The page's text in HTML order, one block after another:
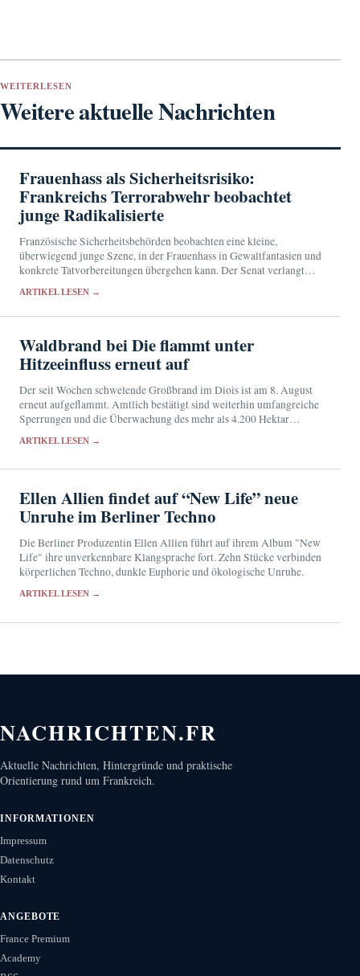
WEITERLESEN
Weitere aktuelle Nachrichten
Frauenhass als Sicherheitsrisiko:
Frankreichs Terrorabwehr beobachtet
junge Radikalisierte
Französische Sicherheitsbehörden beobachten eine kleine,
überwiegend junge Szene, in der Frauenhass in Gewaltfantasien und
konkrete Tatvorbereitungen übergehen kann. Der Senat verlangt
Nachrichtendiensten.
ARTIKEL LESEN →
Waldbrand bei Die flammt unter
Hitzeeinfluss erneut auf
Der seit Wochen schwelende Großbrand im Diois ist am 8. August
erneut aufgeflammt. Amtlich bestätigt sind weiterhin umfangreiche
Sperrungen und die Überwachung des mehr als 4.200 Hektar
ARTIKEL LESEN →
Ellen Allien findet auf “New Life” neue
Unruhe im Berliner Techno
Die Berliner Produzentin Ellen Allien führt auf ihrem Album "New
Life" ihre unverkennbare Klangsprache fort. Zehn Stücke verbinden
körperlichen Techno, dunkle Euphorie und ökologische Unruhe.
ARTIKEL LESEN →
NACHRICHTEN.FR
Aktuelle Nachrichten, Hintergründe und praktische
Orientierung rund um Frankreich.
INFORMATIONEN
Impressum
Datenschutz
Kontakt
ANGEBOTE
France Premium
Academy